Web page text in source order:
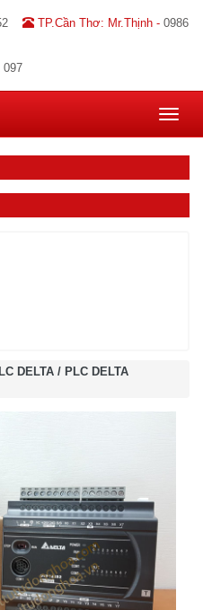
TP.Cần Thơ: Mr.Thịnh - 0986
097
Toggle
DELTA / PLC DELTA